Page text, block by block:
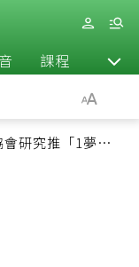
課程 退休
研究推「1夢幻水